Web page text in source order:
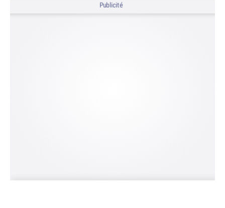
Publicité